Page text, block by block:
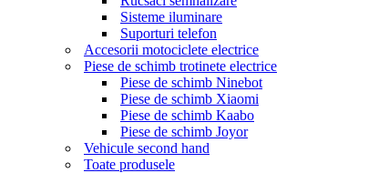
Sisteme iluminare
Suporturi telefon
Accesorii motociclete electrice
Piese de schimb trotinete electrice
Piese de schimb Ninebot
Piese de schimb Xiaomi
Piese de schimb Kaabo
Piese de schimb Joyor
Vehicule second hand
Toate produsele